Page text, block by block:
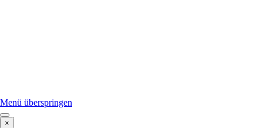
Menü überspringen
×